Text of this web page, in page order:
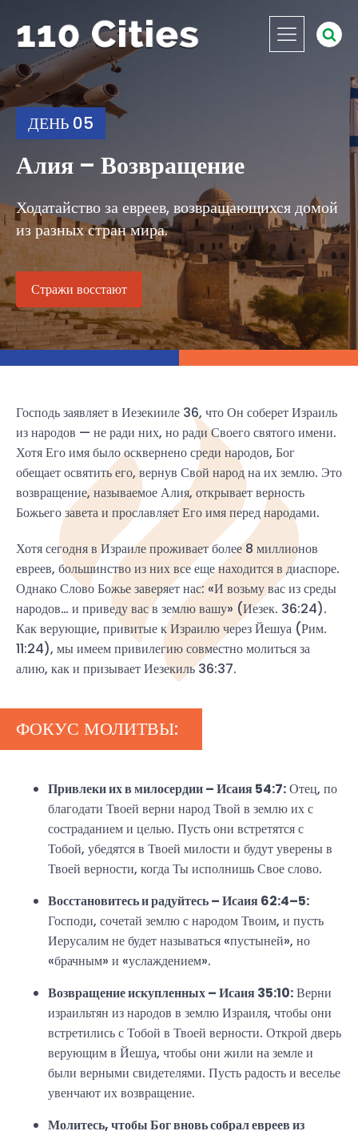
ДЕНЬ 05
Алия – Возвращение
Ходатайство за евреев, возвращающихся домой
из разных стран мира.
Стражи восстают
Господь заявляет в Иезекииле 36, что Он соберет Израиль
из народов — не ради них, но ради Своего святого имени.
Хотя Его имя было осквернено среди народов, Бог
обещает освятить его, вернув Свой народ на их землю. Это
возвращение, называемое Алия, открывает верность
Божьего завета и прославляет Его имя перед народами.
Хотя сегодня в Израиле проживает более 8 миллионов
евреев, большинство из них все еще находится в диаспоре.
Однако Слово Божье заверяет нас: «И возьму вас из среды
народов… и приведу вас в землю вашу» (Иезек. 36:24).
Как верующие, привитые к Израилю через Йешуа (Рим.
11:24), мы имеем привилегию совместно молиться за
алию, как и призывает Иезекиль 36:37.
ФОКУС МОЛИТВЫ:
Привлеки их в милосердии – Исаия 54:7:Отец, по
благодати Твоей верни народ Твой в землю их с
состраданием и целью. Пусть они встретятся с
Тобой, убедятся в Твоей милости и будут уверены в
Твоей верности, когда Ты исполнишь Свое слово.
Восстановитесь и радуйтесь – Исаия 62:4–5:
Господи, сочетай землю с народом Твоим, и пусть
Иерусалим не будет называться «пустыней», но
«брачным» и «услаждением».
Возвращение искупленных – Исаия 35:10:Верни
израильтян из народов в землю Израиля, чтобы они
встретились с Тобой в Твоей верности. Открой дверь
верующим в Йешуа, чтобы они жили на земле и
были верными свидетелями. Пусть радость и веселье
увенчают их возвращение.
Молитесь, чтобы Бог вновь собрал евреев из